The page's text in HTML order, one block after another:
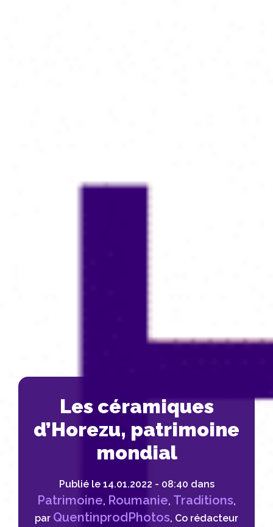
Les céramiques
d’Horezu, patrimoine
mondial
Publié le 14.01.2022 - 08:40 dans
Patrimoine, Roumanie, Traditions,
par QuentinprodPhotos, Co rédacteur